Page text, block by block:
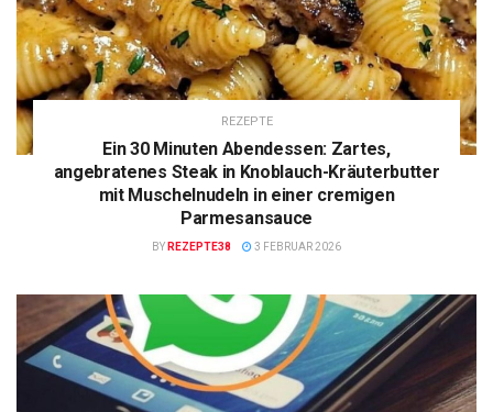
REZEPTE
Ein 30 Minuten Abendessen: Zartes,
angebratenes Steak in Knoblauch-Kräuterbutter
mit Muschelnudeln in einer cremigen
Parmesansauce
BY REZEPTE38 3 FEBRUAR 2026